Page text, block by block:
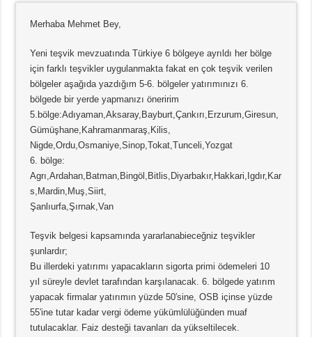
Merhaba Mehmet Bey,
Yeni teşvik mevzuatında Türkiye 6 bölgeye ayrıldı her bölge
için farklı teşvikler uygulanmakta fakat en çok teşvik verilen
bölgeler aşağıda yazdığım 5-6. bölgeler yatırımınızı 6.
bölgede bir yerde yapmanızı öneririm
5.bölge:Adıyaman,Aksaray,Bayburt,Çankırı,Erzurum,Giresun,
Gümüşhane,Kahramanmaraş,Kilis,
Nigde,Ordu,Osmaniye,Sinop,Tokat,Tunceli,Yozgat
6. bölge:
Agrı,Ardahan,Batman,Bingöl,Bitlis,Diyarbakır,Hakkari,Igdır,Kar
s,Mardin,Muş,Siirt,
Şanlıurfa,Şırnak,Van
Teşvik belgesi kapsamında yararlanabieceğniz teşvikler
şunlardır;
Bu illerdeki yatırımı yapacakların sigorta primi ödemeleri 10
yıl süreyle devlet tarafından karşılanacak. 6. bölgede yatırım
yapacak firmalar yatırımın yüzde 50′sine, OSB içinse yüzde
55′ine tutar kadar vergi ödeme yükümlülüğünden muaf
tutulacaklar. Faiz desteği tavanları da yükseltilecek.